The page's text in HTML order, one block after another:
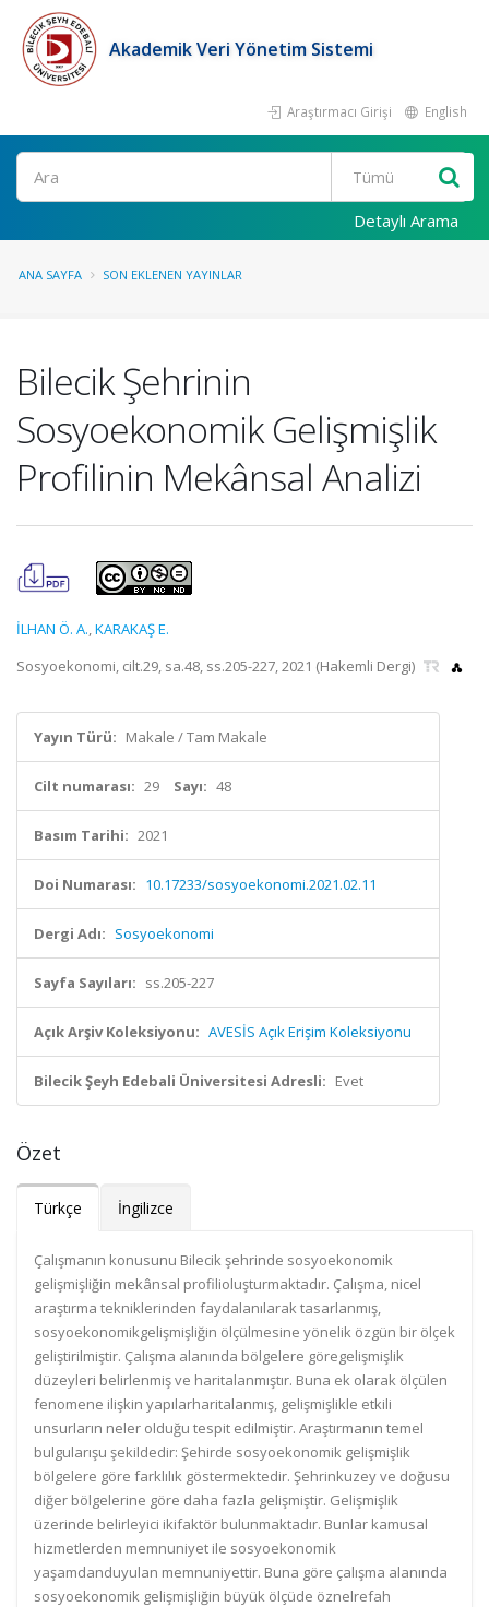
Akademik Veri Yönetim Sistemi
Araştırmacı Girişi English
Ara
Detaylı Arama
ANA SAYFA SON EKLENEN YAYINLAR
Bilecik Şehrinin
Sosyoekonomik Gelişmişlik
Profilinin Mekânsal Analizi
İLHAN Ö. A.,KARAKAŞ E.
Sosyoekonomi, cilt.29, sa.48, ss.205-227, 2021 (Hakemli Dergi)
Yayın Türü: Makale / Tam Makale
Cilt numarası: 29 Sayı: 48
Basım Tarihi: 2021
Doi Numarası: 10.17233/sosyoekonomi.2021.02.11
Dergi Adı: Sosyoekonomi
Sayfa Sayıları: ss.205-227
Açık Arşiv Koleksiyonu: AVESİS Açık Erişim Koleksiyonu
Bilecik Şeyh Edebali Üniversitesi Adresli: Evet
Özet
Türkçe İngilizce
Çalışmanın konusunu Bilecik şehrinde sosyoekonomik
gelişmişliğin mekânsal profilioluşturmaktadır. Çalışma, nicel
araştırma tekniklerinden faydalanılarak tasarlanmış,
sosyoekonomikgelişmişliğin ölçülmesine yönelik özgün bir ölçek
geliştirilmiştir. Çalışma alanında bölgelere göregelişmişlik
düzeyleri belirlenmiş ve haritalanmıştır. Buna ek olarak ölçülen
fenomene ilişkin yapılarharitalanmış, gelişmişlikle etkili
unsurların neler olduğu tespit edilmiştir. Araştırmanın temel
bulgularışu şekildedir: Şehirde sosyoekonomik gelişmişlik
bölgelere göre farklılık göstermektedir. Şehrinkuzey ve doğusu
diğer bölgelerine göre daha fazla gelişmiştir. Gelişmişlik
üzerinde belirleyici ikifaktör bulunmaktadır. Bunlar kamusal
hizmetlerden memnuniyet ile sosyoekonomik
yaşamdanduyulan memnuniyettir. Buna göre çalışma alanında
sosyoekonomik gelişmişliğin büyük ölçüde öznelrefah